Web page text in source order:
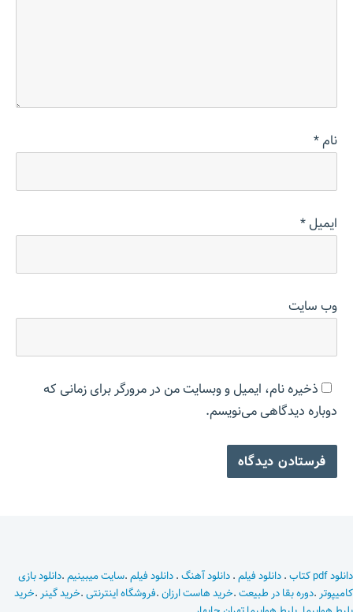
نام*
ایمیل*
وب‌ سایت
ذخیره نام، ایمیل و وبسایت من در مرورگر برای زمانی که
دوباره دیدگاهی می‌نویسم.
دانلود pdf کتاب .دانلود فیلم.دانلود آهنگ.دانلود فیلم.سایت میبینیم.دانلود بازی
کامیپوتر .دوره بقا در طبیعت.خرید هاست ارزان.فروشگاه اینترنتی.خرید گینر .خرید